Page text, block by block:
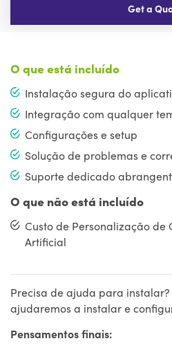
Get a
O que está incluído
Instalação segura do
Integração com qualquer
Configurações e setup
Solução de problemas e
Suporte dedicado
O que não está incluído
Custo de Personalização
Artificial
Precisa de ajuda para
ajudaremos a instalar e
Pensamentos finais: